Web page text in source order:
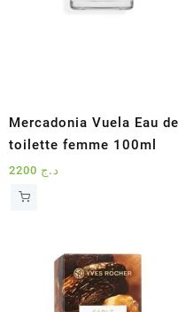
Mercadonia Vuela Eau de
toilette femme 100ml
د.ج